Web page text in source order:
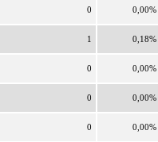
0 0,00%
1 0,18%
0 0,00%
0 0,00%
0 0,00%